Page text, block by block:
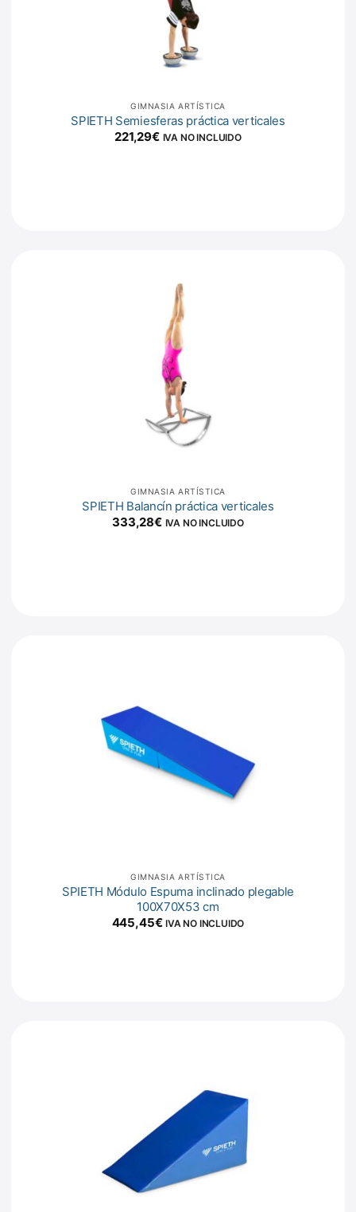
GIMNASIA ARTÍSTICA
SPIETH Semiesferas práctica verticales
221,29€ IVA NO INCLUIDO
GIMNASIA ARTÍSTICA
SPIETH Balancín práctica verticales
333,28€ IVA NO INCLUIDO
GIMNASIA ARTÍSTICA
SPIETH Módulo Espuma inclinado plegable
100X70X53 cm
445,45€ IVA NO INCLUIDO